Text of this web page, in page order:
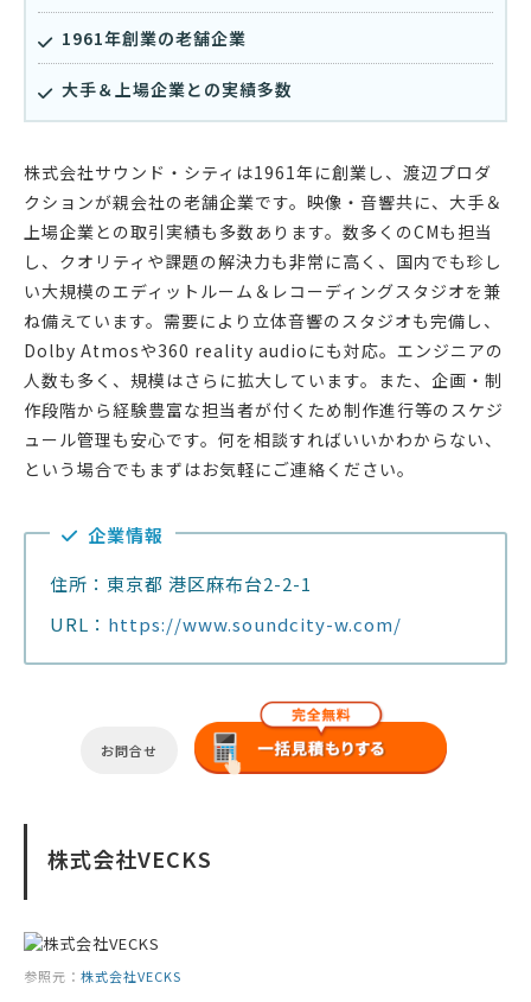
1961年創業の老舗企業
大手＆上場企業との実績多数
株式会社サウンド・シティは1961年に創業し、渡辺プロダ
クションが親会社の老舗企業です。映像・音響共に、大手＆
上場企業との取引実績も多数あります。数多くのCMも担当
し、クオリティや課題の解決力も非常に高く、国内でも珍し
い大規模のエディットルーム＆レコーディングスタジオを兼
ね備えています。需要により立体音響のスタジオも完備し、
Dolby Atmosや360 reality audioにも対応。エンジニアの
人数も多く、規模はさらに拡大しています。また、企画・制
作段階から経験豊富な担当者が付くため制作進行等のスケジ
ュール管理も安心です。何を相談すればいいかわからない、
という場合でもまずはお気軽にご連絡ください。
企業情報
住所：東京都 港区麻布台2-2-1
URL： https://www.soundcity-w.com/
お問合せ
株式会社VECKS
参照元： 株式会社VECKS